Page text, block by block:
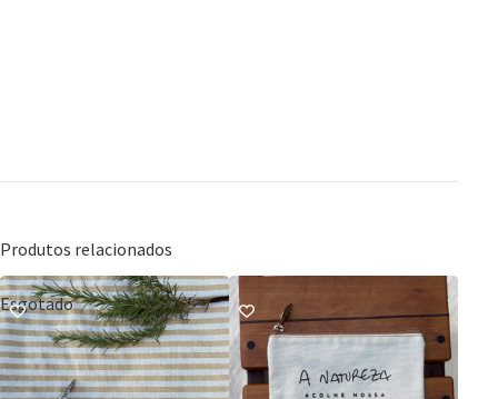
Produtos relacionados
Esgotado